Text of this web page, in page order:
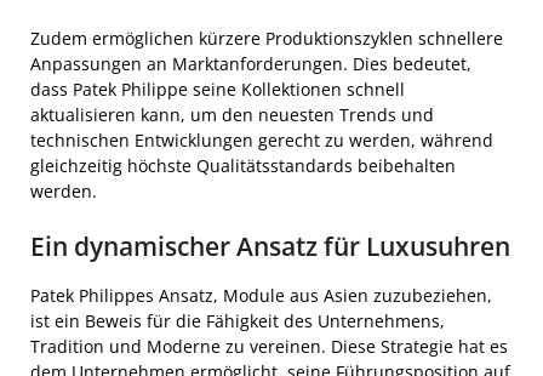
Zudem ermöglichen kürzere Produktionszyklen schnellere
Anpassungen an Marktanforderungen. Dies bedeutet,
dass Patek Philippe seine Kollektionen schnell
aktualisieren kann, um den neuesten Trends und
technischen Entwicklungen gerecht zu werden, während
gleichzeitig höchste Qualitätsstandards beibehalten
werden.
Ein dynamischer Ansatz für Luxusuhren
Patek Philippes Ansatz, Module aus Asien zuzubeziehen,
ist ein Beweis für die Fähigkeit des Unternehmens,
Tradition und Moderne zu vereinen. Diese Strategie hat es
dem Unternehmen ermöglicht, seine Führungsposition auf